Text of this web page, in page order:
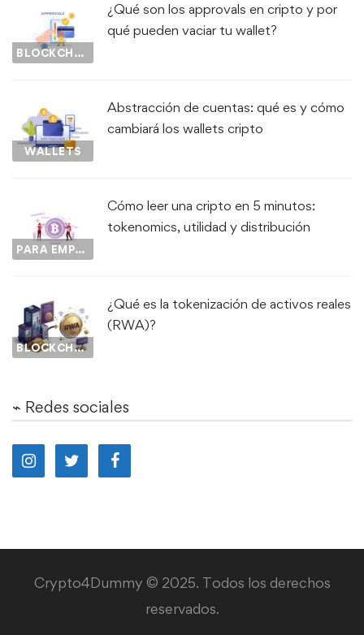
BLOCKCHAIN
¿Qué son los approvals en cripto y por
qué pueden vaciar tu wallet?
WALLETS
Abstracción de cuentas: qué es y cómo
cambiará los wallets cripto
PARA EMPEZAR...
Cómo leer una cripto en 5 minutos:
tokenomics, utilidad y distribución
BLOCKCHAIN
¿Qué es la tokenización de activos reales
(RWA)?
⌁ Redes sociales
Crypto4Dummy © 2025. Todos los derechos
reservados.